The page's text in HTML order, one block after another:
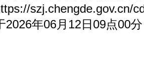
szj.chengde.gov.cn/
2026年06月12日09点00